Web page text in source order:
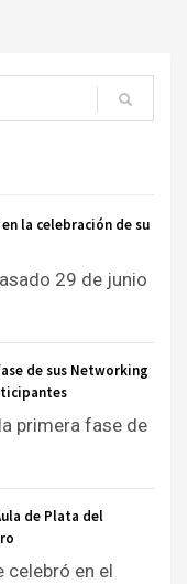
la celebración de su
29 de junio
de sus Networking
primera fase de
de Plata del
celebró en el